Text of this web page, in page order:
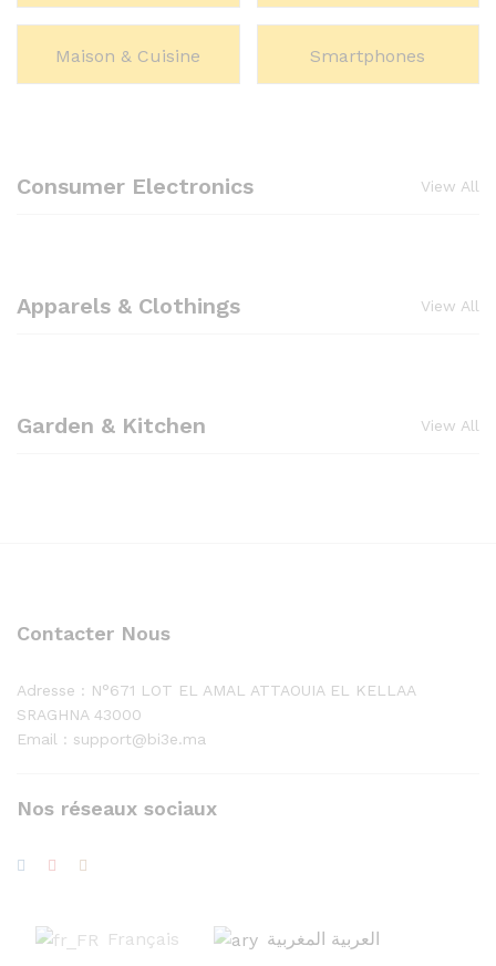
Maison & Cuisine Smartphones
Consumer Electronics View All
Apparels & Clothings View All
Garden & Kitchen View All
Contacter Nous
Adresse : N°671 LOT EL AMAL ATTAOUIA EL KELLAA
SRAGHNA 43000
Email : support@bi3e.ma
Nos réseaux sociaux
Français العربية المغربية